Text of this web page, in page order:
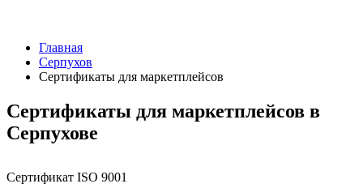
Главная
Серпухов
Сертификаты для маркетплейсов
Сертификаты для маркетплейсов в
Серпухове
Сертификат ISO 9001